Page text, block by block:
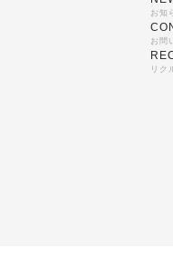
お知
お問
リク